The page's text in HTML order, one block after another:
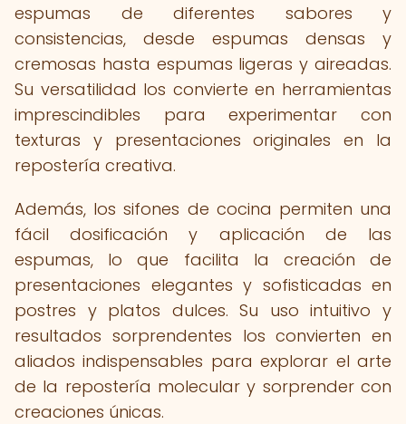
espumas de diferentes sabores y
consistencias, desde espumas densas y
cremosas hasta espumas ligeras y aireadas.
Su versatilidad los convierte en herramientas
imprescindibles para experimentar con
texturas y presentaciones originales en la
repostería creativa.
Además, los sifones de cocina permiten una
fácil dosificación y aplicación de las
espumas, lo que facilita la creación de
presentaciones elegantes y sofisticadas en
postres y platos dulces. Su uso intuitivo y
resultados sorprendentes los convierten en
aliados indispensables para explorar el arte
de la repostería molecular y sorprender con
creaciones únicas.